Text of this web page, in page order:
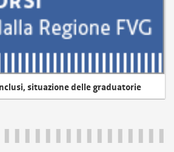
situazione delle graduatorie